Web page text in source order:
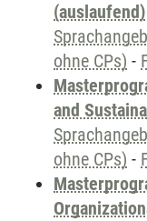
(auslaufend)
ohne CPs) -
and
ohne CPs) -